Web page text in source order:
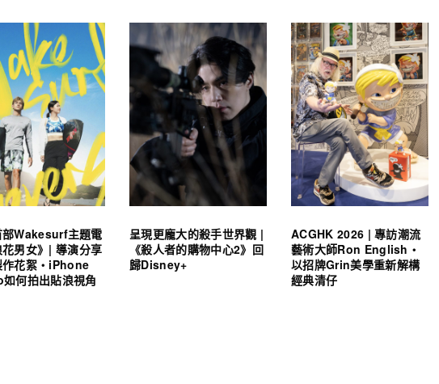
部Wakesurf主題電
男女》| 導演分享
作花絮・iPhone
何拍出貼浪視角
呈現更龐大的殺手世界觀 |
《殺人者的購物中心2》回
歸Disney+
ACGHK 2026 | 專訪潮流
藝術大師Ron English・
以招牌Grin美學重新解構
經典清仔